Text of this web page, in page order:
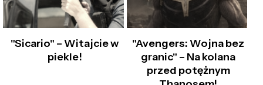
"Sicario" – Witajcie w
piekle!
"Avengers: Wojna bez
granic" – Na kolana
przed potężnym